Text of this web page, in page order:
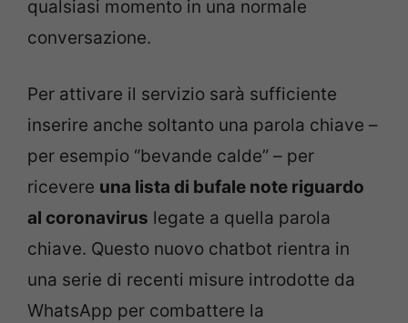
qualsiasi momento in una normale
conversazione.
Per attivare il servizio sarà sufficiente
inserire anche soltanto una parola chiave –
per esempio “bevande calde” – per
ricevere una lista di bufale note riguardo
al coronavirus legate a quella parola
chiave. Questo nuovo chatbot rientra in
una serie di recenti misure introdotte da
WhatsApp per combattere la